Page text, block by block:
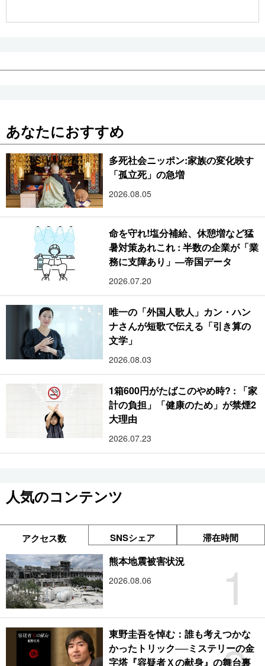
あなたにおすすめ
多死社会ニッポン:家族の変化映す
「孤立死」の急増
2026.08.05
命を守れ!塩分補給、休憩増など猛
暑対策あれこれ : 半数の企業が「業
務に支障あり」―帝国データ
2026.07.20
唯一の「外国人歌人」カン・ハン
ナさんが短歌で伝える「引き算の
文学」
2026.08.03
1箱600円がたばこのやめ時? : 「家
計の負担」「健康のため」が禁煙2
大理由
2026.07.23
人気のコンテンツ
アクセス数 SNSシェア 滞在時間
1
熊本地震被害状況
2026.08.06
東野圭吾を悼む：誰も考えつかな
かったトリック──ミステリーの金
字塔『容疑者Ｘの献身』の舞台裏